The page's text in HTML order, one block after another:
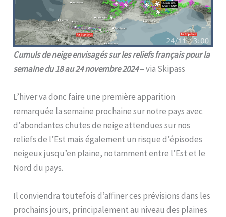
Cumuls de neige envisagés sur les reliefs français pour la
semaine du 18 au 24 novembre 2024– via Skipass
L’hiver va donc faire une première apparition
remarquée la semaine prochaine sur notre pays avec
d’abondantes chutes de neige attendues sur nos
reliefs de l’Est mais également un risque d’épisodes
neigeux jusqu’en plaine, notamment entre l’Est et le
Nord du pays.
Il conviendra toutefois d’affiner ces prévisions dans les
prochains jours, principalement au niveau des plaines